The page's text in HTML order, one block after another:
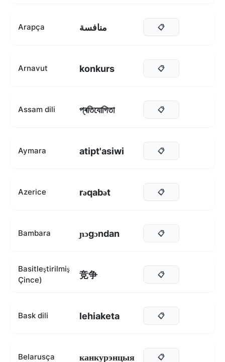
Arapça منافسة 📋
Arnavut konkurs 📋
Assam dili প্ৰতিযোগিতা 📋
Aymara atipt'asiwi 📋
Azerice rəqabət 📋
Bambara ɲɔgɔndan 📋
Basitleştirilmiş
Çince)
竞争 📋
Bask dili lehiaketa 📋
Belarusça канкурэнцыя 📋